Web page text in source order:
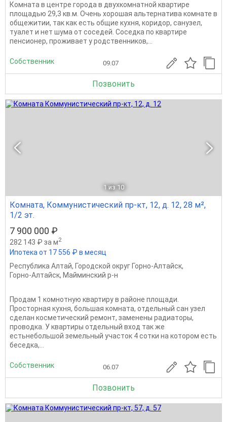
Комната в центре города в двухкомнатной квартире
площадью 29,3 кв.м. Очень хорошая альтернатива комнате в
общежитии, так как есть общие кухня, коридор, санузел,
туалет и нет шума от соседей. Соседка по квартире
пенсионер, проживает у родственников,...
Собственник 09.07
Позвонить
1 из 10
Комната, Коммунистический пр-кт, 12, д. 12, 28 м²,
1/2 эт.
7 900 000 ₽
282 143 ₽ за м2
Ипотека от 17 556 ₽ в месяц
Республика Алтай, Городской округ Горно-Алтайск,
Горно-Алтайск, Майминский р-н
Продам 1 комнотную квартиру в районе площади.
Просторная кухня, большая комната, отдельный сан узел
сделан косметический ремонт, заменены радиаторы,
проводка. У квартиры отдельный вход так же
естьнебольшой земельный участок 4 сотки на котором есть
беседка,...
Собственник 06.07
Позвонить